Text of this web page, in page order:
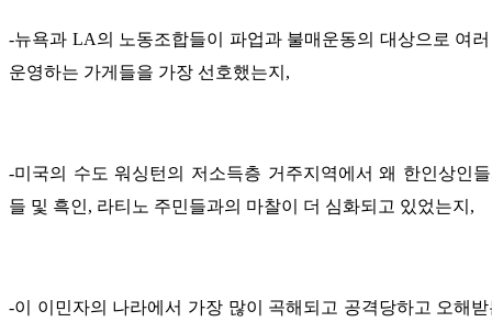
-뉴욕과 LA의 노동조합들이 파업과 불매운동의 대상으로 여
운영하는 가게들을 가장 선호했는지,
-미국의 수도 워싱턴의 저소득층 거주지역에서 왜 한인상인
들 및 흑인, 라티노 주민들과의 마찰이 더 심화되고 있었는지,
-이 이민자의 나라에서 가장 많이 곡해되고 공격당하고 오해